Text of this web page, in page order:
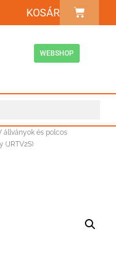
KOSÁR
WEBSHOP
állványok és polcos
(JRTV2S)